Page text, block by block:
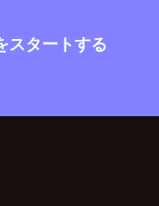
スタートする